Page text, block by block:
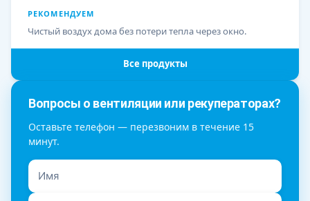
РЕКОМЕНДУЕМ
Чистый воздух дома без потери тепла через окно.
Все продукты
Вопросы о вентиляции или рекуператорах?
Оставьте телефон — перезвоним в течение 15
минут.